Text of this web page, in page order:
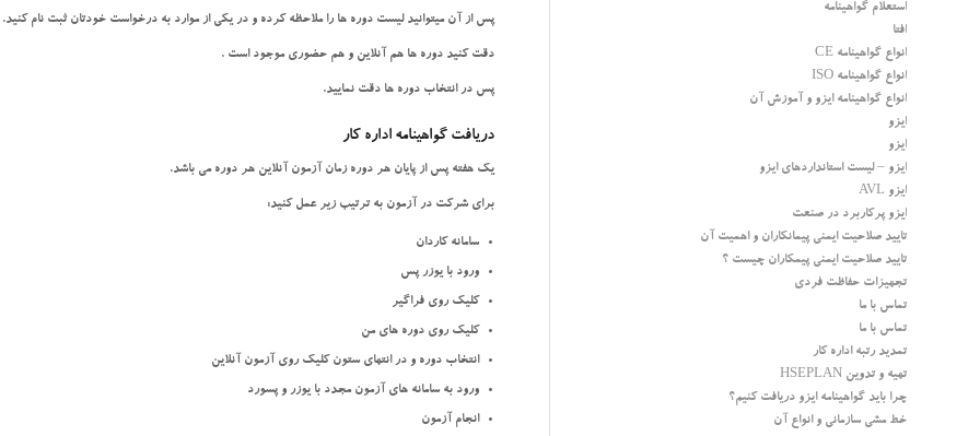
پس از آن میتوانید لیست دوره ها را ملاحظه کرده و در یکی از موارد به درخواست خودتان ثبت نام کنید.
دقت کنید دوره ها هم آنلاین و هم حضوری موجود است .
پس در انتخاب دوره ها دقت نمایید.
دریافت گواهینامه اداره کار
یک هفته پس از پایان هر دوره زمان آزمون آنلاین هر دوره می باشد.
برای شرکت در آزمون به ترتیب زیر عمل کنید:
سامانه کاردان
ورود با یوزر پس
کلیک روی فراگیر
کلیک روی دوره های من
انتخاب دوره و در انتهای ستون کلیک روی آزمون آنلاین
ورود به سامانه های آزمون مجدد با یوزر و پسورد
انجام آزمون
استعلام گواهینامه
افتا
انواع گواهینامه CE
انواع گواهینامه ISO
انواع گواهینامه ایزو و آموزش آن
ایزو
ایزو
ایزو – لیست استانداردهای ایزو
ایزو AVL
ایزو پرکاربرد در صنعت
تایید صلاحیت ایمنی پیمانکاران و اهمیت آن
تایید صلاحیت ایمنی پیمکاران چیست ؟
تجهیزات حفاظت فردی
تماس با ما
تماس با ما
تمدید رتبه اداره کار
تهیه و تدوین HSEPLAN
چرا باید گواهینامه ایزو دریافت کنیم؟
خط مشی سازمانی و انواع آن